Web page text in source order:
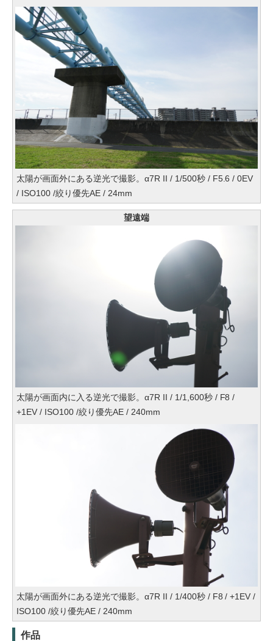
太陽が画面外にある逆光で撮影。α7R II / 1/500秒 / F5.6 / 0EV
/ ISO100 /絞り優先AE / 24mm
望遠端
太陽が画面内に入る逆光で撮影。α7R II / 1/1,600秒 / F8 /
+1EV / ISO100 /絞り優先AE / 240mm
太陽が画面外にある逆光で撮影。α7R II / 1/400秒 / F8 / +1EV /
ISO100 /絞り優先AE / 240mm
作品